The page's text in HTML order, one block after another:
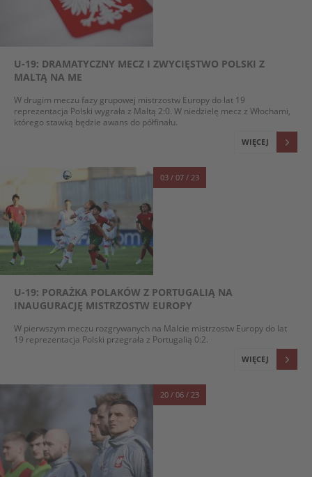
U-19: DRAMATYCZNY MECZ I ZWYCIĘSTWO POLSKI Z
MALTĄ NA ME
W drugim meczu fazy grupowej mistrzostw Europy do lat 19
reprezentacja Polski wygrała z Maltą 2:0. W niedzielę mecz z Włochami,
którego stawką będzie awans do półfinału.
WIĘCEJ
03 / 07 / 23
U-19: PORAŻKA POLAKÓW Z PORTUGALIĄ NA
INAUGURACJĘ MISTRZOSTW EUROPY
W pierwszym meczu rozgrywanych na Malcie mistrzostw Europy do lat
19 reprezentacja Polski przegrała z Portugalią 0:2.
WIĘCEJ
20 / 06 / 23